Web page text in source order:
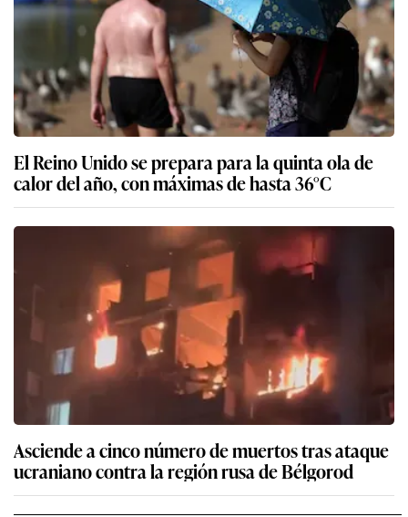
El Reino Unido se prepara para la quinta ola de
calor del año, con máximas de hasta 36°C
Asciende a cinco número de muertos tras ataque
ucraniano contra la región rusa de Bélgorod